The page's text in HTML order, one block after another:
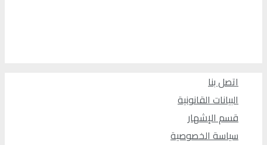
اتصل بنا
البيانات القانونية
قسم الإشهار
سياسة الخصوصية